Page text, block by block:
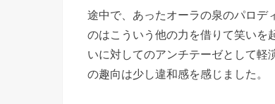
途中で、あったオーラの泉のパロデ
のはこういう他の力を借りて笑いを
いに対してのアンチテーゼとして軽
の趣向は少し違和感を感じました。